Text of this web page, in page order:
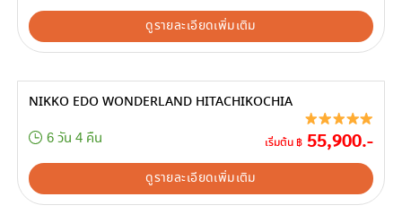
ดูรายละเอียดเพิ่มเติม
NIKKO EDO WONDERLAND HITACHIKOCHIA
6 วัน 4 คืน เริ่มต้น ฿ 55,900.-
ดูรายละเอียดเพิ่มเติม